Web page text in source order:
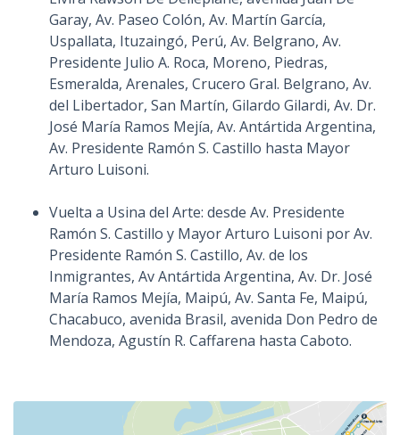
Garay, Av. Paseo Colón, Av. Martín García,
Uspallata, Ituzaingó, Perú, Av. Belgrano, Av.
Presidente Julio A. Roca, Moreno, Piedras,
Esmeralda, Arenales, Crucero Gral. Belgrano, Av.
del Libertador, San Martín, Gilardo Gilardi, Av. Dr.
José María Ramos Mejía, Av. Antártida Argentina,
Av. Presidente Ramón S. Castillo hasta Mayor
Arturo Luisoni.
Vuelta a Usina del Arte: desde Av. Presidente
Ramón S. Castillo y Mayor Arturo Luisoni por Av.
Presidente Ramón S. Castillo, Av. de los
Inmigrantes, Av Antártida Argentina, Av. Dr. José
María Ramos Mejía, Maipú, Av. Santa Fe, Maipú,
Chacabuco, avenida Brasil, avenida Don Pedro de
Mendoza, Agustín R. Caffarena hasta Caboto.